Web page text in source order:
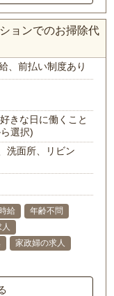
ョンでのお掃除代
、前払い制度あり
きな日に働くこと
選択)
洗面所、リビン
給
年齢不問
家政婦の求人